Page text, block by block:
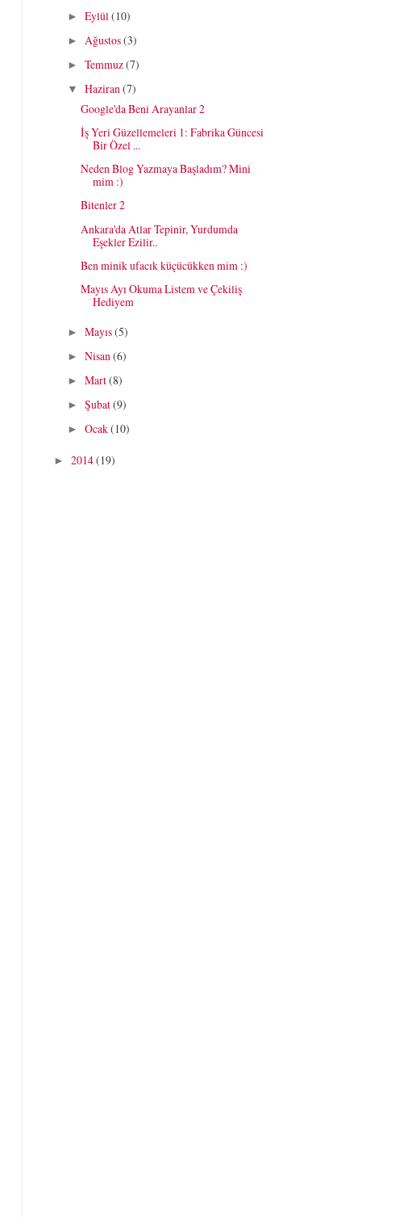
► Eylül (10)
► Ağustos(3)
► Temmuz(7)
▼ Haziran(7)
Google'da Beni Arayanlar 2
İş Yeri Güzellemeleri 1: Fabrika Güncesi
Bir Özel ...
Neden Blog Yazmaya Başladım? Mini
mim :)
Bitenler 2
Ankara'da Atlar Tepinir, Yurdumda
Eşekler Ezilir..
Ben minik ufacık küçücükken mim :)
Mayıs Ayı Okuma Listem ve Çekiliş
Hediyem
► Mayıs(5)
► Nisan(6)
► Mart(8)
► Şubat(9)
► Ocak(10)
► 2014(19)